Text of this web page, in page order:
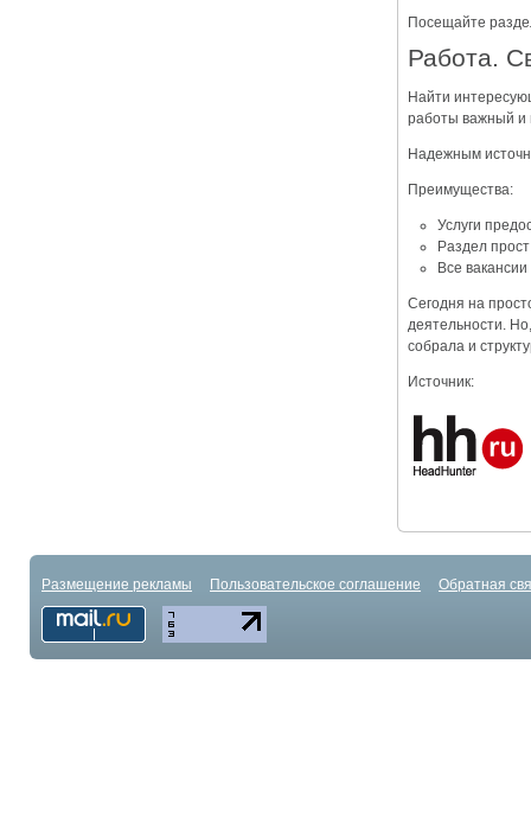
Посещайте
Работа.
Найти
работы важный
Надежным
Преимущества:
Услуги
Раздел
Все
Сегодня на
деятельности.
собрала и
Источник:
Размещение рекламы Пользовательское соглашение Обратная